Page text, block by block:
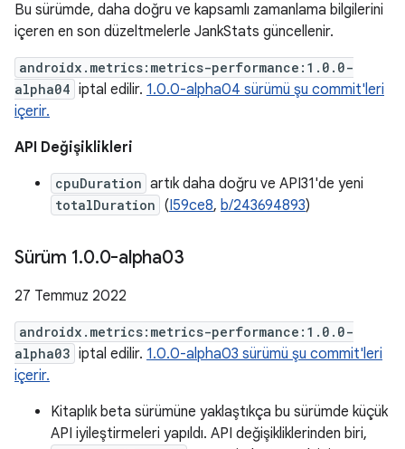
Bu sürümde, daha doğru ve kapsamlı zamanlama bilgilerini
içeren en son düzeltmelerle JankStats güncellenir.
androidx.metrics:metrics-performance:1.0.0-
alpha04 iptal edilir. 1.0.0-alpha04 sürümü şu commit'leri
içerir.
API Değişiklikleri
cpuDuration artık daha doğru ve API31'de yeni
totalDuration (I59ce8, b/243694893)
Sürüm 1.0.0-alpha03
27 Temmuz 2022
androidx.metrics:metrics-performance:1.0.0-
alpha03 iptal edilir. 1.0.0-alpha03 sürümü şu commit'leri
içerir.
Kitaplık beta sürümüne yaklaştıkça bu sürümde küçük
API iyileştirmeleri yapıldı. API değişikliklerinden biri,